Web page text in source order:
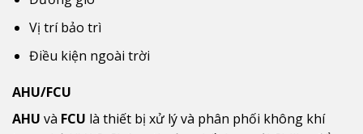
Vị trí bảo trì
Điều kiện ngoài trời
AHU/FCU
AHU và FCU là thiết bị xử lý và phân phối không khí